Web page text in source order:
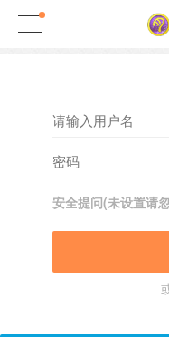
安全提问(未设置请